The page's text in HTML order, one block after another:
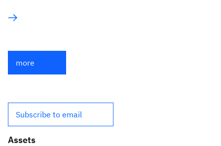
more
Subscribe to email
Assets